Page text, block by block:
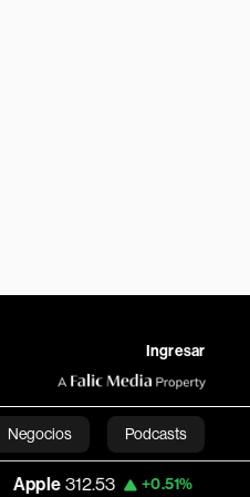
Ingresar
Negocios Podcasts
+0.51% USD COP 3,159.39